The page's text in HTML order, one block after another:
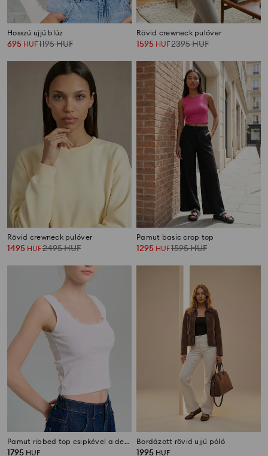
Hosszú ujjú blúz
695 HUF1195HUF
Rövid crewneck pulóver
1595 HUF2395HUF
Rövid crewneck pulóver
1495 HUF2495HUF
Pamut basic crop top
1295 HUF1595HUF
Pamut ribbed top csipkével a dekolt körül
1795 HUF
Bordázott rövid ujjú póló
1995 HUF